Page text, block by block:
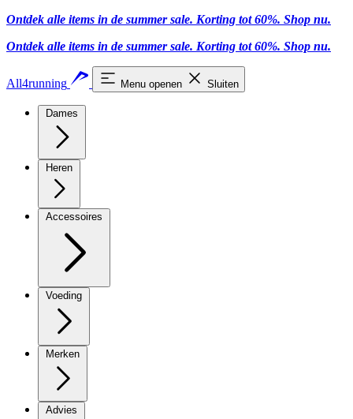
Ontdek alle items in de summer sale. Korting tot 60%. Shop nu.
Ontdek alle items in de summer sale. Korting tot 60%. Shop nu.
All4running Menu openen Sluiten
Dames
Heren
Accessoires
Voeding
Merken
Advies